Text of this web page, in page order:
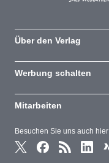
Besuchen Sie uns auch hier
Über den Verlag
Werbung schalten
Mitarbeiten